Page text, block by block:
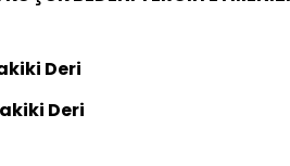
Deri
Deri